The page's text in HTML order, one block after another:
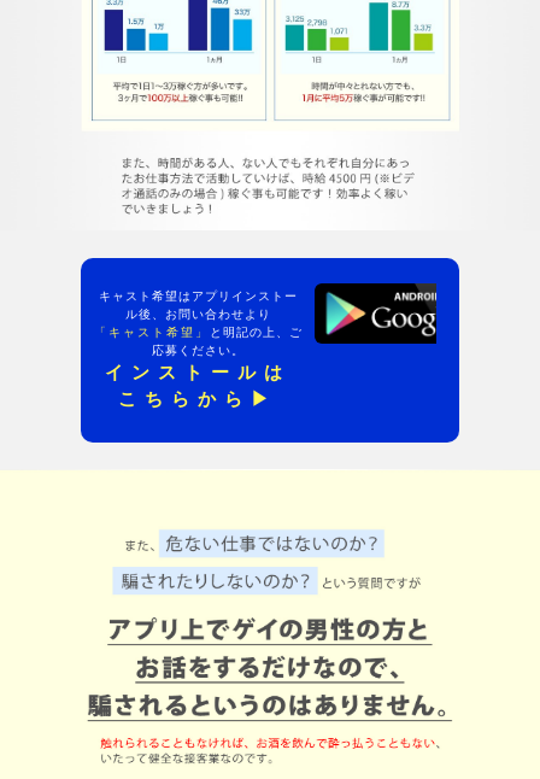
キャスト希望はアプリインストー
ル後、お問い合わせより
「キャスト希望」
と明記の上、ご
応募ください。
インストールは
こちらから▶︎